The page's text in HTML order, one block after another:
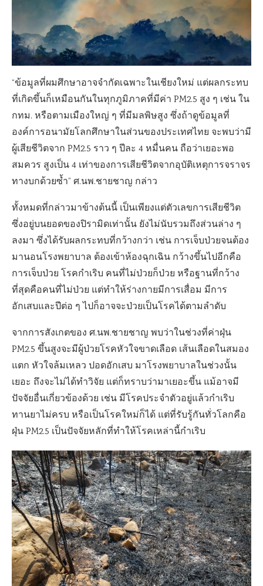
“ข้อมูลที่ผมศึกษาอาจจำกัดเฉพาะในเชียงใหม่ แต่ผลกระทบ
ที่เกิดขึ้นก็เหมือนกันในทุกภูมิภาคที่มีค่า PM2.5 สูง ๆ เช่น ใน
กทม. หรือตามเมืองใหญ่ ๆ ที่มีมลพิษสูง ซึ่งถ้าดูข้อมูลที่
องค์การอนามัยโลกศึกษาในส่วนของประเทศไทย จะพบว่ามี
ผู้เสียชีวิตจาก PM2.5 ราว ๆ ปีละ 4 หมื่นคน ถือว่าเยอะพอ
สมควร สูงเป็น 4 เท่าของการเสียชีวิตจากอุบัติเหตุการจราจร
ทางบกด้วยซ้ำ” ศ.นพ.ชายชาญ กล่าว
ทั้งหมดที่กล่าวมาข้างต้นนี้ เป็นเพียงแต่ตัวเลขการเสียชีวิต
ซึ่งอยู่บนยอดของปิรามิดเท่านั้น ยังไม่นับรวมถึงส่วนล่าง ๆ
ลงมา ซึ่งได้รับผลกระทบที่กว้างกว่า เช่น การเจ็บป่วยจนต้อง
มานอนโรงพยาบาล ต้องเข้าห้องฉุกเฉิน กว้างขึ้นไปอีกคือ
การเจ็บป่วย โรคกำเริบ คนที่ไม่ป่วยก็ป่วย หรือฐานที่กว้าง
ที่สุดคือคนที่ไม่ป่วย แต่ทำให้ร่างกายมีการเสื่อม มีการ
อักเสบและปีต่อ ๆ ไปก็อาจจะป่วยเป็นโรคได้ตามลำดับ
จากการสังเกตของ ศ.นพ.ชายชาญ พบว่าในช่วงที่ค่าฝุ่น
PM2.5 ขึ้นสูงจะมีผู้ป่วยโรคหัวใจขาดเลือด เส้นเลือดในสมอง
แตก หัวใจล้มเหลว ปอดอักเสบ มาโรงพยาบาลในช่วงนั้น
เยอะ ถึงจะไม่ได้ทำวิจัย แต่ก็ทราบว่ามาเยอะขึ้น แม้อาจมี
ปัจจัยอื่นเกี่ยวข้องด้วย เช่น มีโรคประจำตัวอยู่แล้วกำเริบ
ทานยาไม่ครบ หรือเป็นโรคใหม่ก็ได้ แต่ที่รับรู้กันทั่วโลกคือ
ฝุ่น PM2.5 เป็นปัจจัยหลักที่ทำให้โรคเหล่านี้กำเริบ